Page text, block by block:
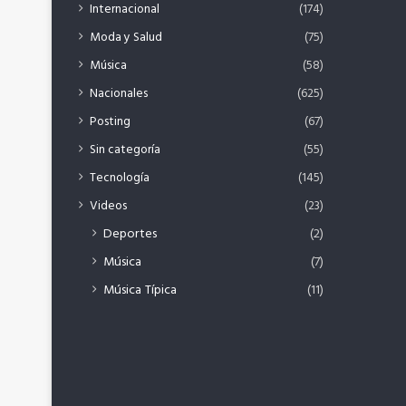
Internacional
(174)
Moda y Salud
(75)
Música
(58)
Nacionales
(625)
Posting
(67)
Sin categoría
(55)
Tecnología
(145)
Videos
(23)
Deportes
(2)
Música
(7)
Música Típica
(11)